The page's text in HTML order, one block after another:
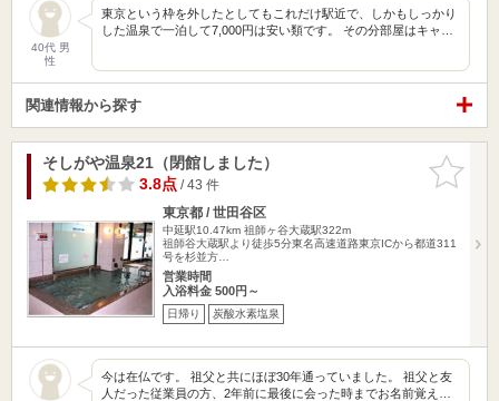
40代 男
性
東京という枠を外したとしてもこれだけ駅近で、しかもしっかり
した温泉で一泊して7,000円は安い類です。 その分部屋はキャ…
関連情報から探す
お気に入
りに追加
そしがや温泉21（閉館しました）
3.8点/ 43 件
東京都 / 世田谷区
中延駅10.47km 祖師ヶ谷大蔵駅322m
祖師谷大蔵駅より徒歩5分東名高速道路東京ICから都道311
号を杉並方…
営業時間
入浴料金 500円～
日帰り 炭酸水素塩泉
今は在仏です。 祖父と共にほぼ30年通っていました。 祖父と友
人だった従業員の方、2年前に最後に会った時までお名前覚え…